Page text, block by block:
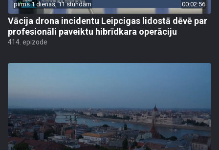
pirms 1 dienas, 11 stundām 00:02:56
Vācija drona incidentu Leipcigas lidostā dēvē par
profesionāli paveiktu hibrīdkara operāciju
414. epizode